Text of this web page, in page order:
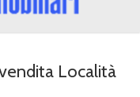
Località